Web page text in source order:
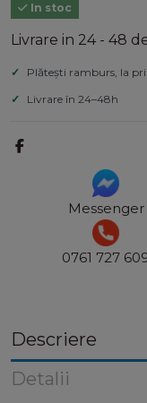
In stoc
Livrare in 24 - 48
Plătești ramburs, la
Livrare în 24–48h
Messenger
0761 727
Descriere
Detalii